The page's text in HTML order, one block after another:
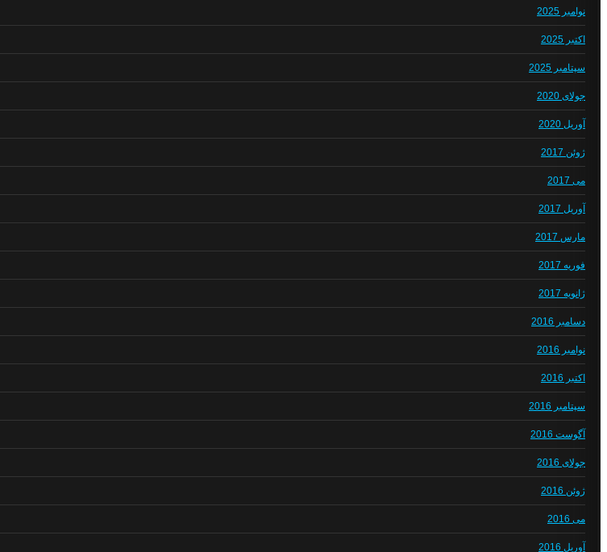
نوامبر 2025
اکتبر 2025
سپتامبر 2025
جولای 2020
آوریل 2020
ژوئن 2017
می 2017
آوریل 2017
مارس 2017
فوریه 2017
ژانویه 2017
دسامبر 2016
نوامبر 2016
اکتبر 2016
سپتامبر 2016
آگوست 2016
جولای 2016
ژوئن 2016
می 2016
آوریل 2016